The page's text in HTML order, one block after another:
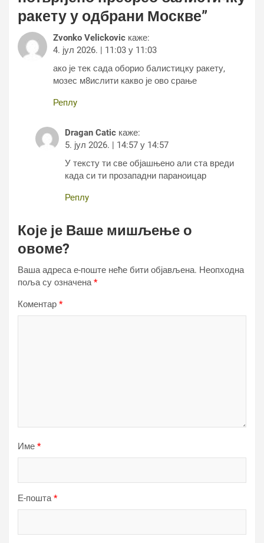
ракету у одбрани Москве”
Zvonko Velickovic каже:
4. јул 2026. | 11:03 у 11:03
ако је тек сада оборио балистицку ракету,
мозес м8ислити какво је ово срање
Реплy
Dragan Catic каже:
5. јул 2026. | 14:57 у 14:57
У тексту ти све објашњено али ста вреди
када си ти прозападни параноицар
Реплy
Које је Ваше мишљење о
овоме?
Ваша адреса е-поште неће бити објављена. Неопходна
поља су означена*
Коментар *
Име *
Е-пошта*